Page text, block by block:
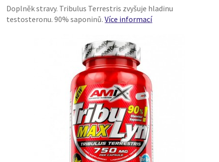
Doplněk stravy. Tribulus Terrestris zvyšuje hladinu
testosteronu. 90% saponinů.Více informací